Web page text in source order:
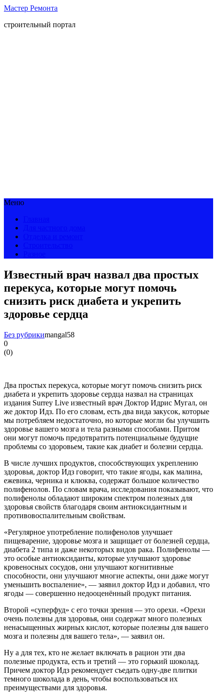
Мастер Ремонта
строительный портал
Меню
Известный врач назвал два простых
перекуса, которые могут помочь
снизить риск диабета и укрепить
здоровье сердца
Без рубрикиmangal58
0
(0)
Два простых перекуса, которые могут помочь снизить риск
диабета и укрепить здоровье сердца назвал на страницах
издания Surrey Live известный врач Доктор Идрис Мугал, он
же доктор Идз. По его словам, есть два вида закусок, которые
мы потребляем недостаточно, но которые могли бы улучшить
здоровье вашего мозга и тела разными способами. Притом
они могут помочь предотвратить потенциальные будущие
проблемы со здоровьем, такие как диабет и болезни сердца.
В числе лучших продуктов, способствующих укреплению
здоровья, доктор Идз говорит, что такие ягоды, как малина,
ежевика, черника и клюква, содержат большое количество
полифенолов. По словам врача, исследования показывают, что
полифенолы обладают широким спектром полезных для
здоровья свойств благодаря своим антиоксидантным и
противовоспалительным свойствам.
«Регулярное употребление полифенолов улучшает
пищеварение, здоровье мозга и защищает от болезней сердца,
диабета 2 типа и даже некоторых видов рака. Полифенолы —
это особые антиоксиданты, которые улучшают здоровье
кровеносных сосудов, они улучшают когнитивные
способности, они улучшают многие аспекты, они даже могут
уменьшить воспаление», — заявил доктор Идз и добавил, что
ягоды — совершенно недооценённый продукт питания.
Второй «суперфуд» с его точки зрения — это орехи. «Орехи
очень полезны для здоровья, они содержат много полезных
ненасыщенных жирных кислот, которые полезны для вашего
мозга и полезны для вашего тела», — заявил он.
Ну а для тех, кто не желает включать в рацион эти два
полезные продукта, есть и третий — это горький шоколад.
Причем доктор Идз рекомендует съедать одну-две плитки
темного шоколада в день, чтобы воспользоваться их
преимуществами для здоровья.